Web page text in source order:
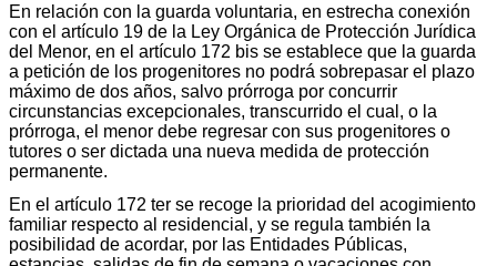
En relación con la guarda voluntaria, en estrecha conexión
con el artículo 19 de la Ley Orgánica de Protección Jurídica
del Menor, en el artículo 172 bis se establece que la guarda
a petición de los progenitores no podrá sobrepasar el plazo
máximo de dos años, salvo prórroga por concurrir
circunstancias excepcionales, transcurrido el cual, o la
prórroga, el menor debe regresar con sus progenitores o
tutores o ser dictada una nueva medida de protección
permanente.
En el artículo 172 ter se recoge la prioridad del acogimiento
familiar respecto al residencial, y se regula también la
posibilidad de acordar, por las Entidades Públicas,